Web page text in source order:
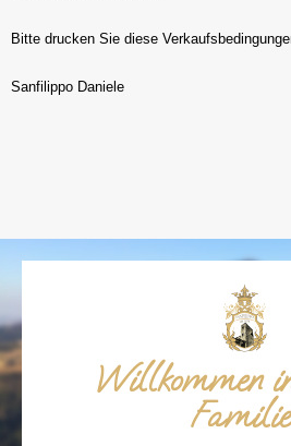
Bitte drucken Sie diese
Sanfilippo Daniele
Willkommen